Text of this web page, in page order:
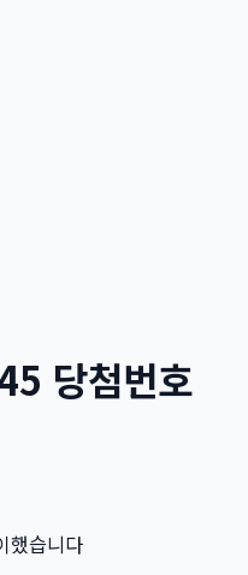
당첨번호
했습니다